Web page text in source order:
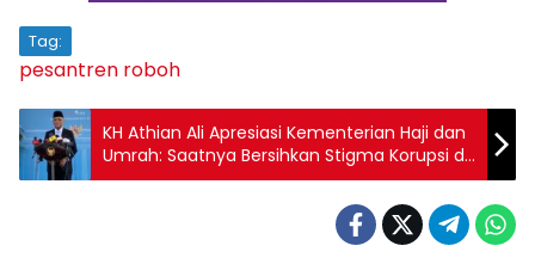
Tag:
pesantren roboh
KH Athian Ali Apresiasi Kementerian Haji dan
Umrah: Saatnya Bersihkan Stigma Korupsi di
Kemenag